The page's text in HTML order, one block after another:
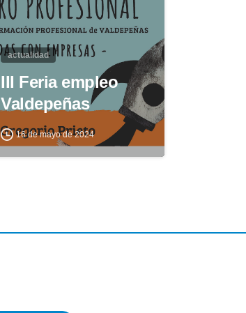
actualidad
III Feria empleo
Valdepeñas
16 de mayo de 2024